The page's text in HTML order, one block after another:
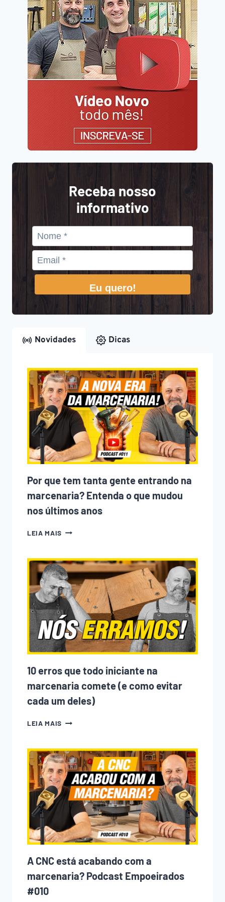
Receba nosso
informativo
Eu quero!
Novidades Dicas
Por que tem tanta gente entrando na
marcenaria? Entenda o que mudou
nos últimos anos
LEIA MAIS POR
TANTA
GENTE
ENTRANDO
NA
MARCENARIA?
ENTENDA
O
QUE
MUDOU
NOS
ÚLTIMOS
10 erros que todo iniciante na
marcenaria comete (e como evitar
cada um deles)
LEIA MAIS 10
TODO
INICIANTE
NA
MARCENARIA
COMETE
(E
COMO
EVITAR
CADA
UM
DELES)
A CNC está acabando com a
marcenaria? Podcast Empoeirados
#010